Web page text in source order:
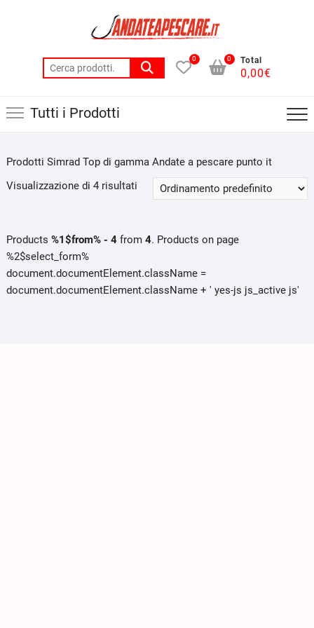
Cerca:
0 Total
0,00€
0
Tutti i Prodotti
Prodotti Simrad Top di gamma Andate a pescare punto it
Visualizzazione di 4 risultati
Products %1$from% - 4from 4. Products on page
%2$select_form%
document.documentElement.className =
document.documentElement.className + ' yes-js js_active js'